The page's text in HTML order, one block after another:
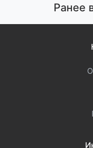
Ранее